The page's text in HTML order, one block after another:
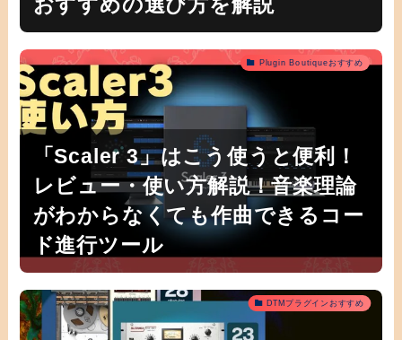
おすすめの選び方を解説
Plugin Boutiqueおすすめ
「Scaler 3」はこう使うと便利！
レビュー・使い方解説！音楽理論
がわからなくても作曲できるコー
ド進行ツール
DTMプラグインおすすめ